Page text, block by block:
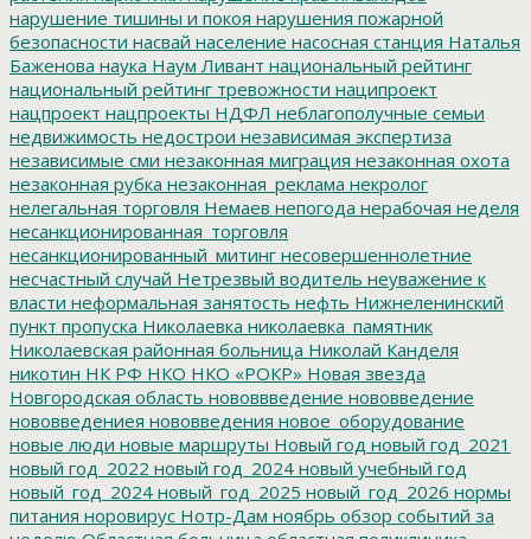
нарушение тишины и покоя нарушения пожарной
безопасности насвай население насосная станция Наталья
Баженова наука Наум Ливант национальный рейтинг
национальный рейтинг тревожности наципроект
нацпроект нацпроекты НДФЛ неблагополучные семьи
недвижимость недострои независимая экспертиза
независимые сми незаконная миграция незаконная охота
незаконная рубка незаконная_реклама некролог
нелегальная торговля Немаев непогода нерабочая неделя
несанкционированная_торговля
несанкционированный_митинг несовершеннолетние
несчастный случай Нетрезвый водитель неуважение к
власти неформальная занятость нефть Нижнеленинский
пункт пропуска Николаевка николаевка_памятник
Николаевская районная больница Николай Канделя
никотин НК РФ НКО НКО «РОКР» Новая звезда
Новгородская область нововвведение нововведение
нововведениея нововведения новое_оборудование
новые люди новые маршруты Новый год новый год_2021
новый год_2022 новый год_2024 новый учебный год
новый_год_2024 новый_год_2025 новый_год_2026 нормы
питания норовирус Нотр-Дам ноябрь обзор событий за